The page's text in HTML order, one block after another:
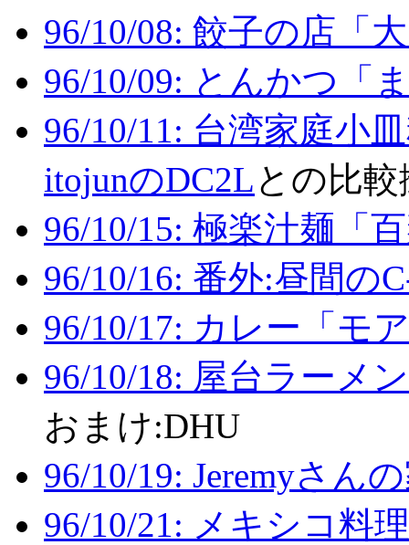
96/10/08: 餃子の店「
96/10/09: とんかつ「
96/10/11: 台湾家庭小
itojunのDC2Lとの比
96/10/15: 極楽汁麺「
96/10/16: 番外:昼間の
96/10/17: カレー「モ
96/10/18: 屋台ラーメ
おまけ:DHU
96/10/19: Jeremyさん
96/10/21: メキシコ料